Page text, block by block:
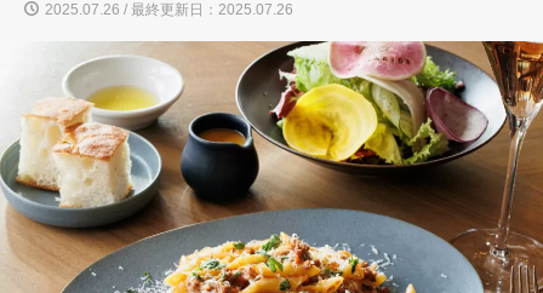
2025.07.26 / 最終更新日：2025.07.26